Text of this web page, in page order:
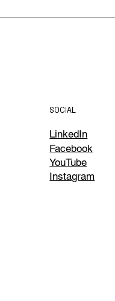
SOCIAL
LinkedIn
Facebook
YouTube
Instagram